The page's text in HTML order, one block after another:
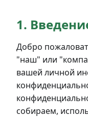
1.
Добро
"наш" или
вашей личной
собираем,